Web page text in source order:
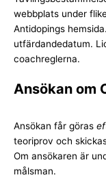
webbplats under
Antidopings hemsida
utfärdandedatum.
coachreglerna.
Ansökan om
Ansökan får göras
teoriprov och
Om ansökaren är
målsman.